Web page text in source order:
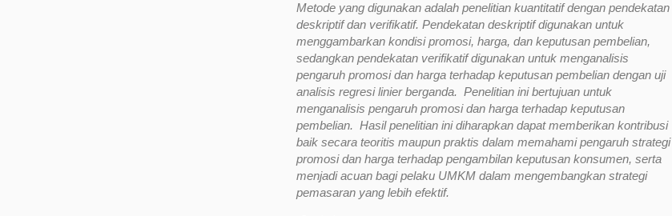
Metode yang digunakan adalah penelitian kuantitatif dengan pendekatan
deskriptif dan verifikatif. Pendekatan deskriptif digunakan untuk
menggambarkan kondisi promosi, harga, dan keputusan pembelian,
sedangkan pendekatan verifikatif digunakan untuk menganalisis
pengaruh promosi dan harga terhadap keputusan pembelian dengan uji
analisis regresi linier berganda. Penelitian ini bertujuan untuk
menganalisis pengaruh promosi dan harga terhadap keputusan
pembelian. Hasil penelitian ini diharapkan dapat memberikan kontribusi
baik secara teoritis maupun praktis dalam memahami pengaruh strategi
promosi dan harga terhadap pengambilan keputusan konsumen, serta
menjadi acuan bagi pelaku UMKM dalam mengembangkan strategi
pemasaran yang lebih efektif.